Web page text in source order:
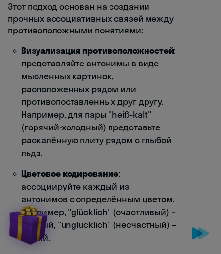
Этот подход основан на создании
прочных ассоциативных связей между
противоположными понятиями:
Визуализация противоположностей:
представляйте антонимы в виде
мысленных картинок,
расположенных рядом или
противопоставленных друг другу.
Например, для пары "heiß-kalt"
(горячий-холодный) представьте
раскалённую плиту рядом с глыбой
льда.
Цветовое кодирование:
ассоциируйте каждый из
антонимов с определённым цветом.
Например, "glücklich" (счастливый) –
жёлтый, "unglücklich" (несчастный) –
серый.